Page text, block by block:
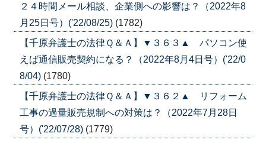
２４時間メール相談、企業側への影響は？（2022年8
月25日号）('22/08/25) (1782)
【千原弁護士の法律Ｑ＆Ａ】▼３６３▲ パソコン使
えば通信販売契約になる？（2022年8月4日号）('22/0
8/04) (1780)
【千原弁護士の法律Ｑ＆Ａ】▼３６２▲ リフォーム
工事の過量販売規制への対策は？（2022年7月28日
号）('22/07/28) (1779)